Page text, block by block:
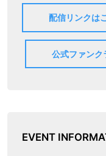
配信リンクは
公式ファンク
EVENT